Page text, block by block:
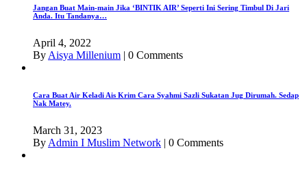
Jangan Buat Main-main Jika ‘BINTIK AIR’ Seperti Ini Sering Timbul Di Jari
Anda. Itu Tandanya…
April 4, 2022
By Aisya Millenium | 0 Comments
Cara Buat Air Keladi Ais Krim Cara Syahmi Sazli Sukatan Jug Dirumah. Sedap
Nak Matey.
March 31, 2023
By Admin I Muslim Network | 0 Comments